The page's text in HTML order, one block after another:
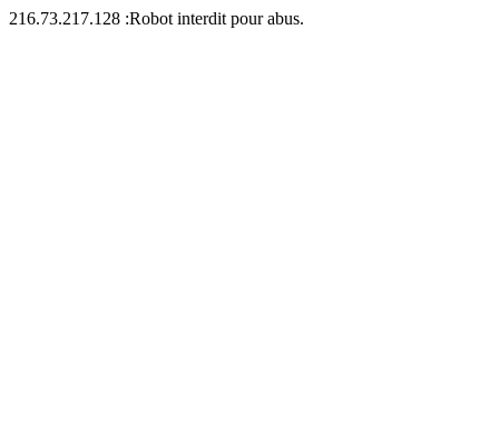
216.73.217.128 :Robot interdit pour abus.